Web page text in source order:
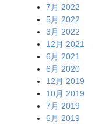
7月 2022
5月 2022
3月 2022
12月 2021
6月 2021
6月 2020
12月 2019
10月 2019
7月 2019
6月 2019